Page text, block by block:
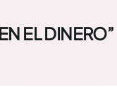
EL DINERO”